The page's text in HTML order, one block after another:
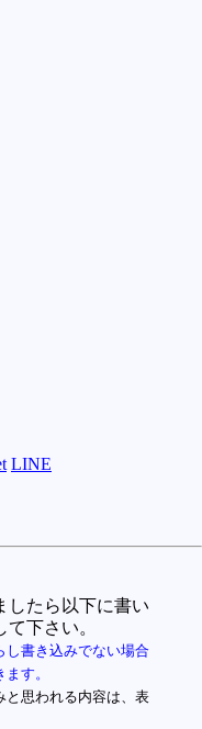
LINE
したら以下に書い
下さい。
し書き込みでない場合
す。
と思われる内容は、表